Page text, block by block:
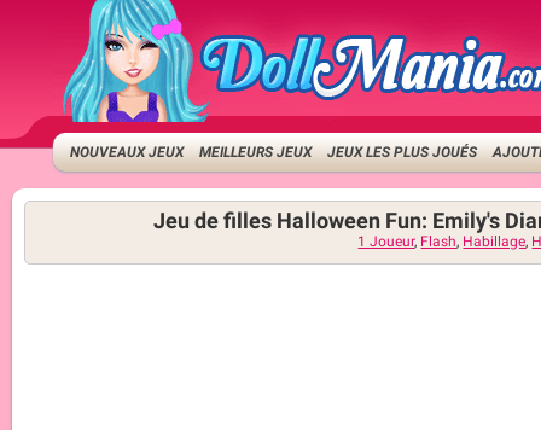
NOUVEAUX JEUX MEILLEURS JEUX JEUX LES PLUS JOUÉS
Jeu de filles Halloween Fun: Emily's
1 Joueur, Flash, Habillage,